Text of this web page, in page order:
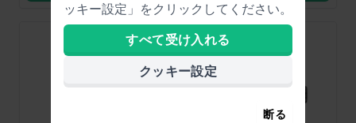
ッキー設定」をクリックしてください。
すべて受け入れる
クッキー設定
断る